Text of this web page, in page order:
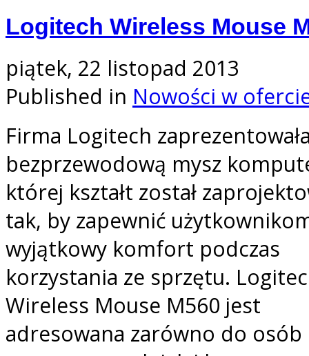
Logitech Wireless Mouse
piątek, 22 listopad 2013
Published in Nowości w
Firma Logitech
bezprzewodową mysz
której kształt został
tak, by zapewnić
wyjątkowy komfort podczas
korzystania ze sprzętu.
Wireless Mouse M560 jest
adresowana zarówno do osób